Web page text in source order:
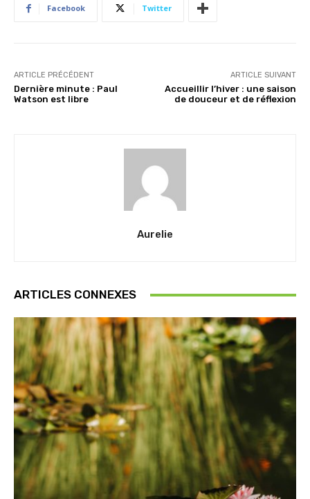
Facebook Twitter
ARTICLE PRÉCÉDENT
Dernière minute : Paul
Watson est libre
ARTICLE SUIVANT
Accueillir l’hiver : une saison
de douceur et de réflexion
Aurelie
ARTICLES CONNEXES